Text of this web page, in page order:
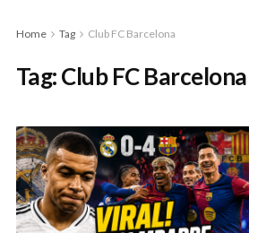
Home Tag Club FC Barcelona
Tag:Club FC Barcelona